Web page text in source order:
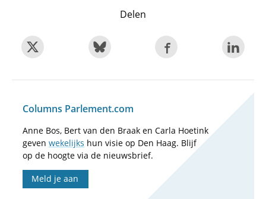
Delen
Columns Parlement.com
Anne Bos, Bert van den Braak en Carla Hoetink
geven wekelijks hun visie op Den Haag. Blijf
op de hoogte via de nieuwsbrief.
Meld je aan